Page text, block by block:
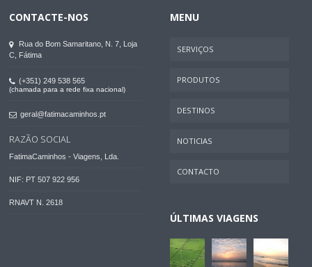
CONTACTE-NOS
Rua do Bom Samaritano, N. 7, Loja
C, Fátima
(+351) 249 538 565
(chamada para a rede fixa nacional)
geral@fatimacaminhos.pt
RAZÃO SOCIAL
FatimaCaminhos - Viagens, Lda.
NIF: PT 507 922 956
RNAVT N. 2618
MENU
SERVIÇOS
PRODUTOS
DESTINOS
NOTICIAS
CONTACTO
ÚLTIMAS VIAGENS